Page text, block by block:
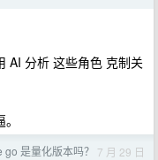
AI 分析 这些角色 克制关
是量化版本吗？ 7 月 29 日